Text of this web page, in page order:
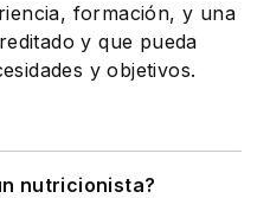
formación, y una
y que pueda
y objetivos.
nutricionista?